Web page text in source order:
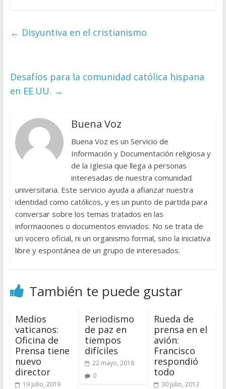
← Disyuntiva en el cristianismo
Desafíos para la comunidad católica hispana
en EE.UU. →
Buena Voz
Buena Voz es un Servicio de
Información y Documentación religiosa y
de la Iglesia que llega a personas
interesadas de nuestra comunidad
universitaria. Este servicio ayuda a afianzar nuestra
identidad como católicos, y es un punto de partida para
conversar sobre los temas tratados en las
informaciones o documentos enviados. No se trata de
un vocero oficial, ni un organismo formal, sino la iniciativa
libre y espontánea de un grupo de interesados.
También te puede gustar
Medios
vaticanos:
Oficina de
Prensa tiene
nuevo
director
19 julio, 2019
Periodismo
de paz en
tiempos
difíciles
22 mayo, 2018
0
Rueda de
prensa en el
avión:
Francisco
respondió
todo
30 julio, 2013